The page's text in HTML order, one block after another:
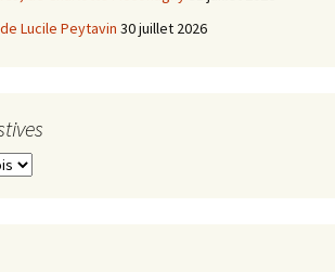
Lucile Peytavin 30 juillet 2026